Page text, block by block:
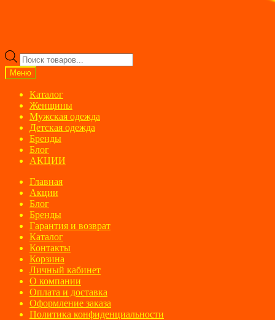
Поиск
товаров
Меню
Каталог
Женщины
Мужская одежда
Детская одежда
Бренды
Блог
АКЦИИ
Главная
Акции
Блог
Бренды
Гарантия и возврат
Каталог
Контакты
Корзина
Личный кабинет
О компании
Оплата и доставка
Оформление заказа
Политика конфиденциальности